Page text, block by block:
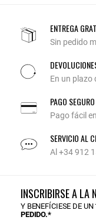
ENTREGA
Sin pedido
En un plazo
PAGO SEGURO
Pago fácil
SERVICIO AL
Al +34 912
INSCRIBIRSE A LA
Y BENEFÍCIESE DE UN
PEDIDO.*